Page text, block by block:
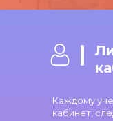
Каждому
кабинет,